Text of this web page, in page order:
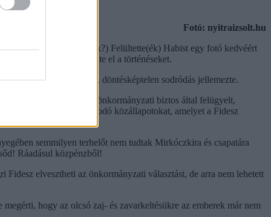
Fotó: nyitraizsolt.hu
hol vannak a Turcsányik?) Felültette(ék) Habist egy fotó kedvéért
utasként szenvedte el a történéseket.
technokrata létből, döntésképtelen sodródás jellemezte.
valamint Stefán önkormányzati biztos által felügyelt,
az Egerben uralkodó közállapotokat, amelyet a Fidesz
semmilyen terhelőt nem tudtak Mirkóczkira és csapatára
Ráadásul közpénzből!
elvesztheti az önkormányzati választást, de arra nem lehetett
hogy az olcsó zaj- és zavarkeltésükre az emberek már nem